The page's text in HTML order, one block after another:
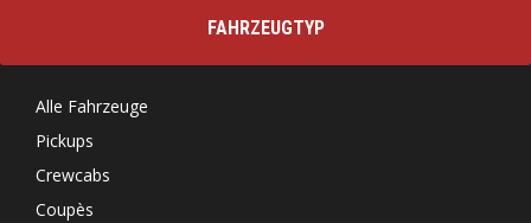
FAHRZEUGTYP
Alle Fahrzeuge
Pickups
Crewcabs
Coupès